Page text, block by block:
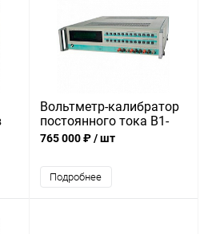
Вольтметр-калибратор
постоянного тока В1-
18/1
765 000 ₽/ шт
Подробнее